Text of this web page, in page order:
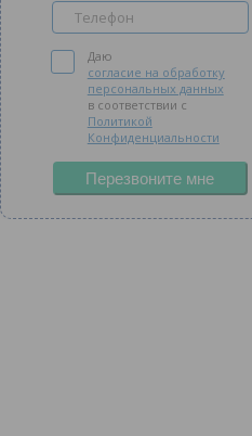
Даю
согласие на обработку
персональных данных
в соответствии с
Политикой
Конфиденциальности
Перезвоните мне